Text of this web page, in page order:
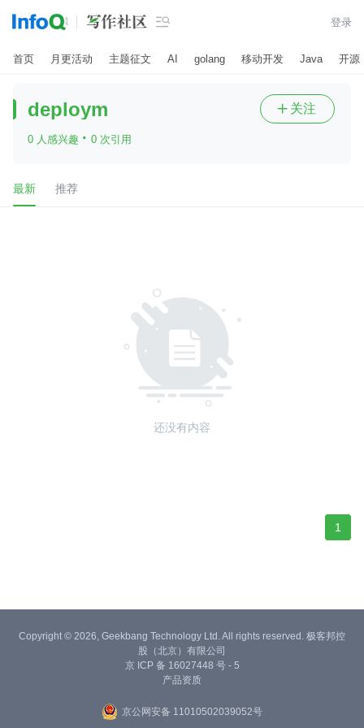
 登录
首页 月更活动 主题征文 AI golang 移动开发 Java 开源
deploym
0 人感兴趣 · 0 次引用
 关注
最新 推荐
还没有内容
1
Copyright © 2026, Geekbang Technology Ltd. All rights reserved. 极客邦控
股（北京）有限公司
京 ICP 备 16027448 号 - 5
产品资质
京公网安备 11010502039052号